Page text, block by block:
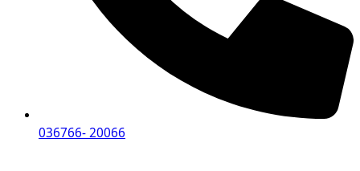
036766- 20066